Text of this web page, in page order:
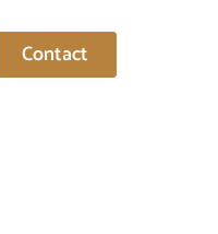
Contact